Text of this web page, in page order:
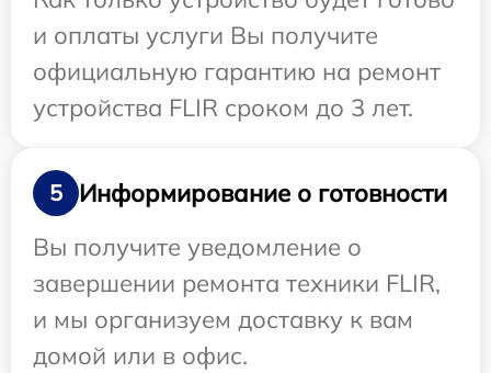
и оплаты услуги Вы получите
официальную гарантию на ремонт
устройства FLIR сроком до 3 лет.
5
Информирование о готовности
Вы получите уведомление о
завершении ремонта техники FLIR,
и мы организуем доставку к вам
домой или в офис.